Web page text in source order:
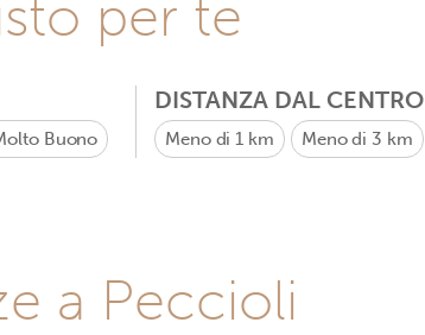
per te
Buono
DISTANZA DAL CENTRO
Meno di 1 km Meno di 3 km
a Peccioli